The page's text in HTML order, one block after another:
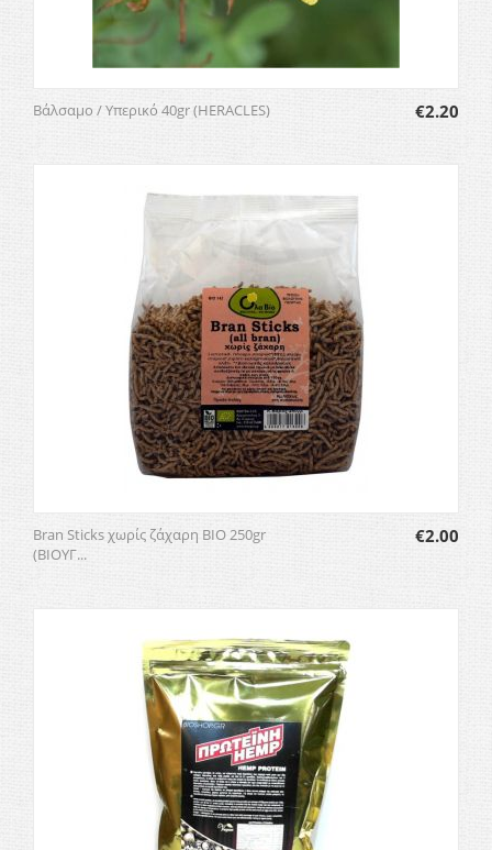
Βάλσαμο / Υπερικό 40gr (HERACLES) €2.20
Bran Sticks χωρίς ζάχαρη BIO 250gr
(ΒΙΟΥΓ...
€2.00